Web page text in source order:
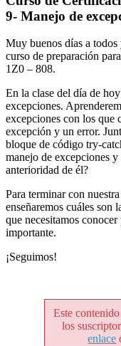
9- Manejo de
Muy buenos días a
curso de preparación
1Z0 – 808.
En la clase del día de
excepciones.
excepciones con los que
excepción y un error.
bloque de código try-
manejo de excepciones
anterioridad de él?
Para terminar con
enseñaremos cuáles son
que necesitamos conocer
importante.
¡Seguimos!
Este
los
enlace